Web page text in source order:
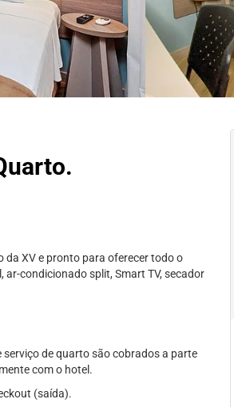
da XV e pronto para oferecer todo o
condicionado split, Smart TV, secador
de quarto são cobrados a parte
com o hotel.
(saída).